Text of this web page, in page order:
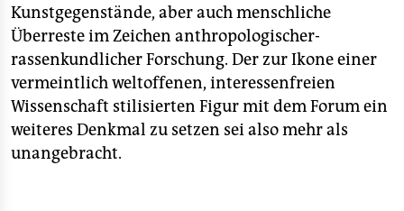
Kunstgegenstände, aber auch menschliche
Überreste im Zeichen anthropologischer-
rassenkundlicher Forschung. Der zur Ikone einer
vermeintlich weltoffenen, interessenfreien
Wissenschaft stilisierten Figur mit dem Forum ein
weiteres Denkmal zu setzen sei also mehr als
unangebracht.